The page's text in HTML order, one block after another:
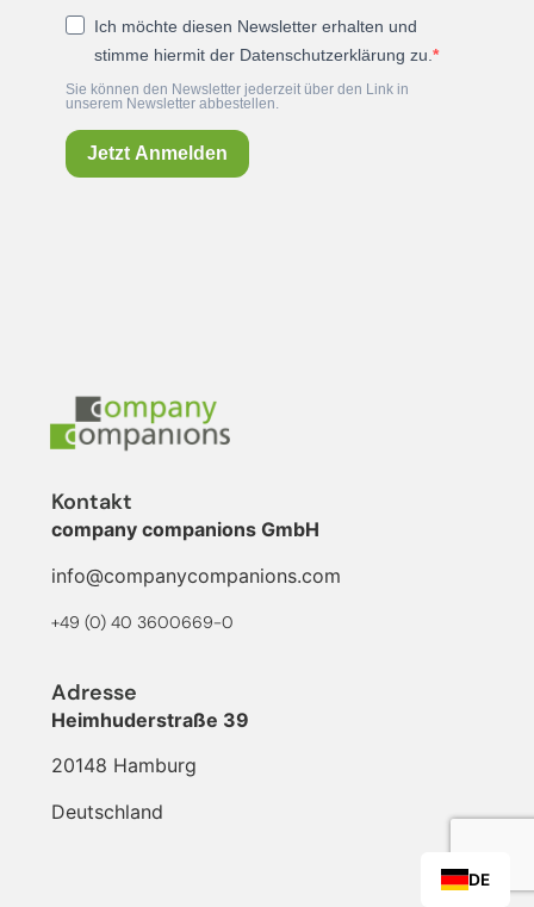
Ich möchte diesen Newsletter erhalten und
stimme hiermit der Datenschutzerklärung zu.
Sie können den Newsletter jederzeit über den Link in
unserem Newsletter abbestellen.
Jetzt Anmelden
Kontakt
company companions GmbH
info@companycompanions.com
+49 (0) 40 3600669-0
Adresse
Heimhuderstraße 39
20148 Hamburg
Deutschland
DE